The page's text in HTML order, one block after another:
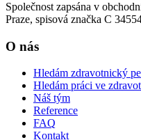
Společnost zapsána v
Praze, spisová značka C
O nás
Hledám zdravotnický
Hledám práci ve
Náš tým
Reference
FAQ
Kontakt